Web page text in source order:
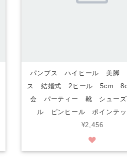
パンプス ハイヒール 美脚
ス 結婚式 2ヒール 5cm
会 パーティー 靴 シュー
ル ピンヒール ポインテッ
¥2,456